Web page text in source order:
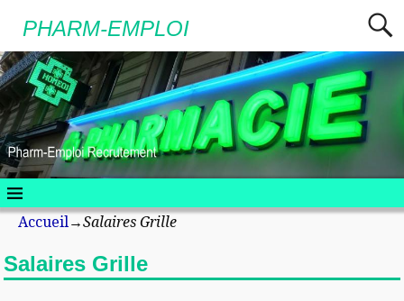
PHARM-EMPLOI
Accueil →Salaires Grille
Salaires Grille